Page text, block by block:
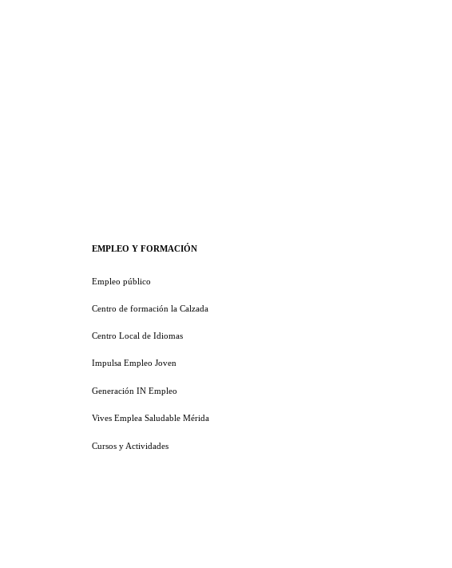
EMPLEO Y FORMACIÓN
Empleo público
Centro de formación la Calzada
Centro Local de Idiomas
Impulsa Empleo Joven
Generación IN Empleo
Vives Emplea Saludable Mérida
Cursos y Actividades